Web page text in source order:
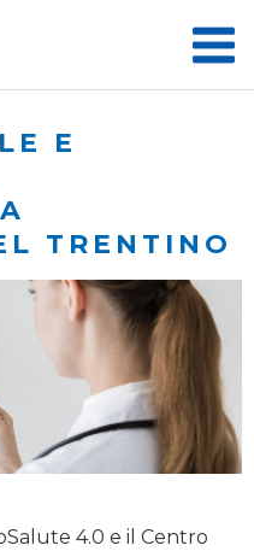
E
TRENTINO
4.0 e il Centro